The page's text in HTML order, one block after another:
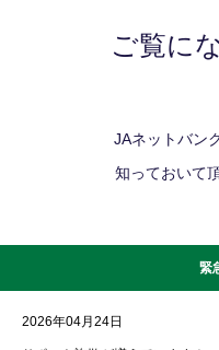
ご覧に
JAネットバン
知っておいて
緊
2026年04月24日